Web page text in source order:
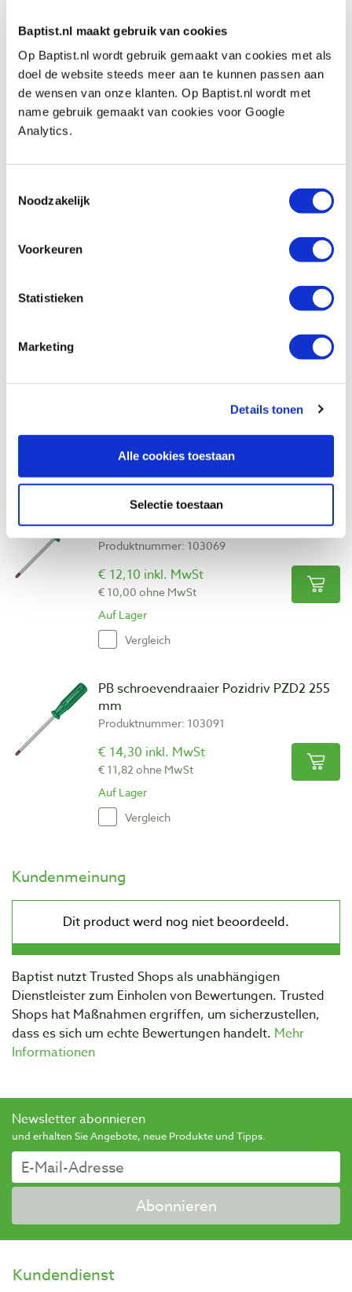
Baptist.nl maakt gebruik van cookies
Op Baptist.nl wordt gebruik gemaakt van cookies met als
doel de website steeds meer aan te kunnen passen aan
de wensen van onze klanten. Op Baptist.nl wordt met
name gebruik gemaakt van cookies voor Google
Analytics.
Noodzakelijk
Voorkeuren
Statistieken
Marketing
Details tonen
Alle cookies toestaan
Selectie toestaan
Aandrijving:
Pozidriv
Bitmaat:PZ-2
Schroef diameter:Ø 3.5 mm
Schroeflengte:25 mm
Inhoud doos:
Auch ansehen
PB schroevendraaier Pozidriv PZD2 grip
Auf Lager
Vergleich
PB schroevendraaier Pozidriv PZD2 205
mm
Produktnummer: 103069
€ 12,10 inkl. MwSt
€ 10,00 ohne MwSt
Auf Lager
Vergleich
PB schroevendraaier Pozidriv PZD2 255
mm
Produktnummer: 103091
€ 14,30 inkl. MwSt
€ 11,82 ohne MwSt
Auf Lager
Vergleich
Kundenmeinung
Baptist nutzt Trusted Shops als unabhängigen
Dienstleister zum Einholen von Bewertungen. Trusted
Shops hat Maßnahmen ergriffen, um sicherzustellen,
dass es sich um echte Bewertungen handelt. Mehr
Informationen
Newsletter abonnieren
und erhalten Sie Angebote, neue Produkte und Tipps.
Abonnieren
Kundendienst